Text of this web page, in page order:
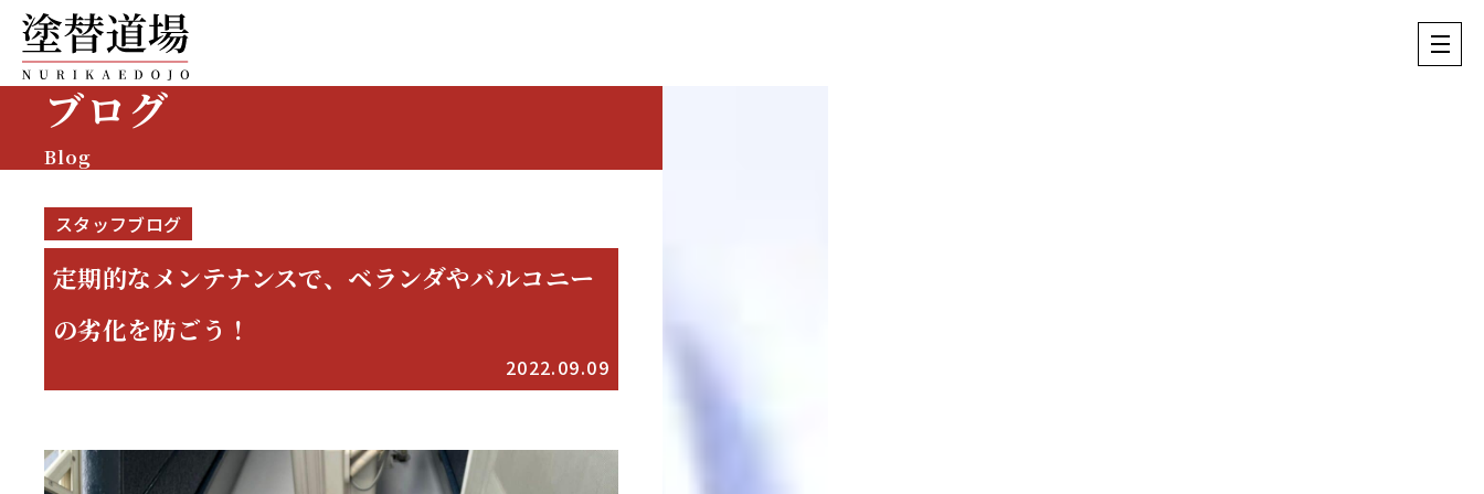
ブログ
Blog
スタッフブログ
定期的なメンテナンスで、ベランダやバルコニー
の劣化を防ごう！
2022.09.09